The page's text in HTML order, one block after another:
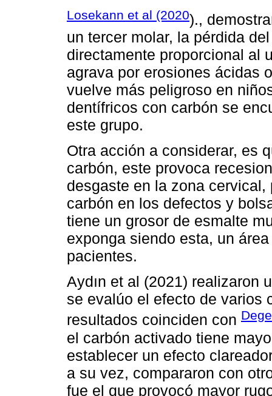
Losekann et al (2020).,
un tercer molar, la pérdida
directamente proporcional al
agrava por erosiones ácidas
vuelve más peligroso en
dentífricos con carbón se
este grupo.
Otra acción a considerar, es
carbón, este provoca
desgaste en la zona
carbón en los defectos y
tiene un grosor de esmalte
exponga siendo esta, un
pacientes.
Aydın et al (2021) realizaron
se evalúo el efecto de varios
resultados coinciden con
el carbón activado tiene
establecer un efecto
a su vez, compararon con
fue el que provocó mayor